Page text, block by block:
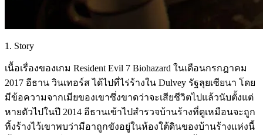
1. Story
เนื้อเรื่องของเกม Resident Evil 7 Biohazard ในเดือนกรกฎาคม
2017 อีธาน วินเทอร์ส ได้ไปที่ไร่ร้างใน Dulvey รัฐลุยเซียนา โดย
มีข้อความจากเมียของเขาซึ่งขาดว่าจะเสียชีวิตไปแล้วนับตั้งแต่
หายตัวไปในปี 2014 อีธานเข้าไปสำรวจบ้านร้างที่ดูเหมือนจะถูก
ทิ้งร้างไว้เขาพบว่ามีอาถูกขังอยู่ในห้องใต้ดินของบ้านร้างแห่งนี้